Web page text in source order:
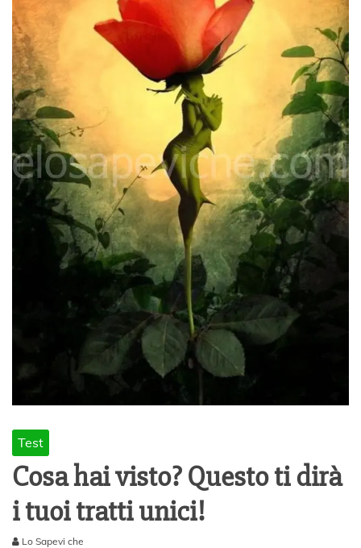
Test
Cosa hai visto? Questo ti dirà
i tuoi tratti unici!
Lo Sapevi che